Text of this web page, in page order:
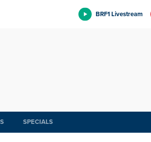
BRF1 Livestream
SPECIALS